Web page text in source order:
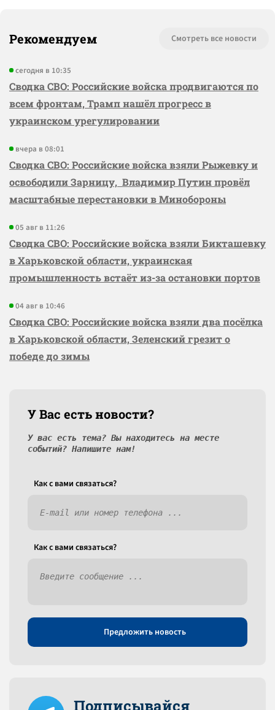
Рекомендуем Смотреть все новости
сегодня в 10:35
Сводка СВО: Российские войска продвигаются по
всем фронтам, Трамп нашёл прогресс в
украинском урегулировании
вчера в 08:01
Сводка СВО: Российские войска взяли Рыжевку и
освободили Зарницу, Владимир Путин провёл
масштабные перестановки в Минобороны
05 авг в 11:26
Сводка СВО: Российские войска взяли Бикташевку
в Харьковской области, украинская
промышленность встаёт из-за остановки портов
04 авг в 10:46
Сводка СВО: Российские войска взяли два посёлка
в Харьковской области, Зеленский грезит о
победе до зимы
У Вас есть новости?
У вас есть тема? Вы находитесь на месте
событий? Напишите нам!
Как c вами связаться?
Как c вами связаться?
Предложить новость
Подписывайся